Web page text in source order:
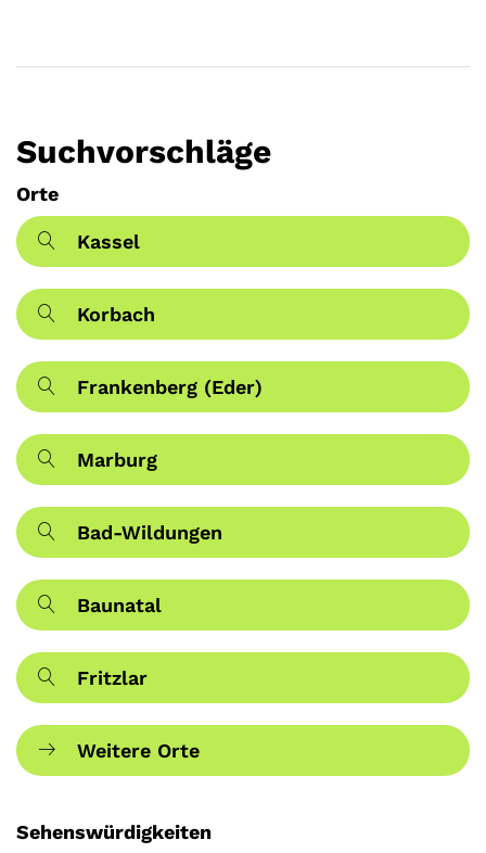
Suchvorschläge
Orte
Kassel
Korbach
Frankenberg (Eder)
Marburg
Bad-Wildungen
Baunatal
Fritzlar
Weitere Orte
Sehenswürdigkeiten